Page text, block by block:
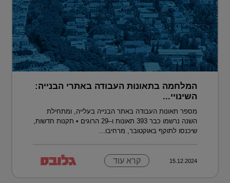
המלחמה בתאונות העבודה באתרי הבנייה:
השינויי...
מספר תאונות העבודה באתר הבנייה בעלייה, ומתחילת
השנה נרשמו כבר 393 תאונות ו–29 הרוגים • תקנות חדשות,
שיכנסו לתוקף באוקטובר, מרחיבו...
15.12.2024 קרא עוד